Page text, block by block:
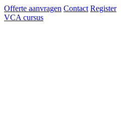
Offerte aanvragen Contact Register
VCA cursus